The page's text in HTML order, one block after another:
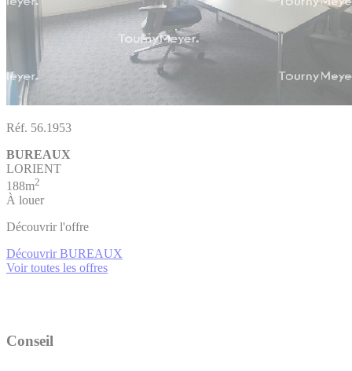
Réf. 56.1953
BUREAUX
LORIENT
188m2
À louer
Découvrir l'offre
Découvrir BUREAUX
Voir toutes les offres
Conseil